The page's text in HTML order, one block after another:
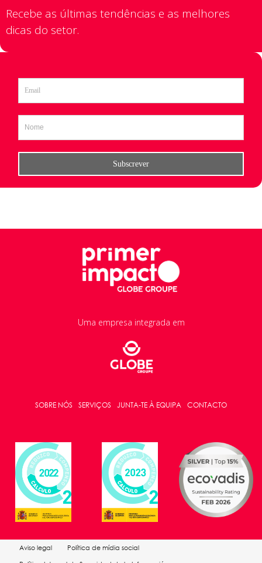
Recebe as últimas tendências e as melhores
dicas do setor.
Uma empresa integrada em
SOBRE NÓS SERVIÇOS JUNTA-TE À EQUIPA CONTACTO
Aviso legal
Política de mídia social